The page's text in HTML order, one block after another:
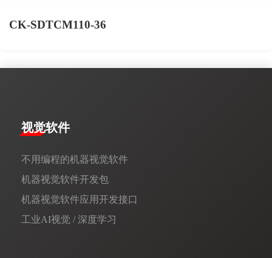
CK-SDTCM110-36
视觉软件
不用编程的机器视觉软件
机器视觉软件开发包
机器视觉软件应用开发接口
工业AI视觉 / 深度学习